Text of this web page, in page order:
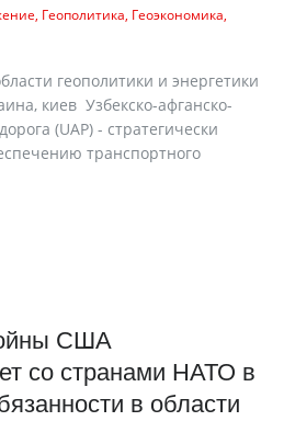
Геополитика Геоэкономика
геополитики и энергетики
киев Узбекско-афганско-
(UAP) - стратегически
транспортного
США
со странами НАТО в
в области